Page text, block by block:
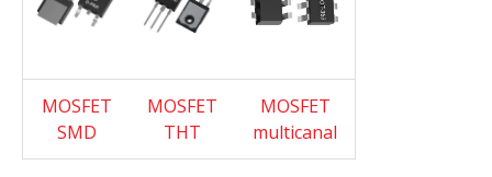
MOSFET
SMD
MOSFET
THT
MOSFET
multicanal